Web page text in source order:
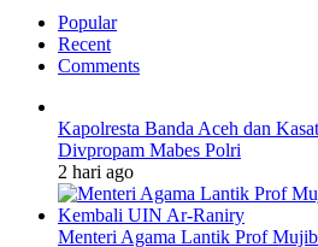
Popular
Recent
Comments
Kapolresta Banda Aceh dan
Divpropam Mabes Polri
2 hari ago
Menteri Agama Lantik Prof